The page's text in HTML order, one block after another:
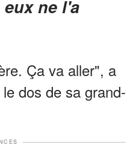
ne l'a
Ça va aller", a
dos de sa grand-